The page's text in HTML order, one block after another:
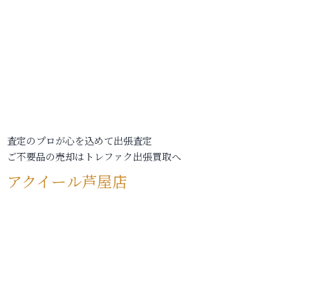
査定のプロが心を込めて出張査定
ご不要品の売却はトレファク出張買取へ
アクイール芦屋店